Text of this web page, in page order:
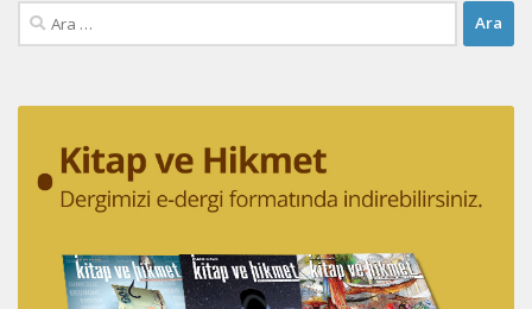
Arama: